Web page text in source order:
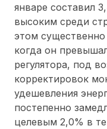
январе составил
высоким среди
этом
когда он
регулятора, под
корректировок
удешевления
постепенно
целевым 2,0% в